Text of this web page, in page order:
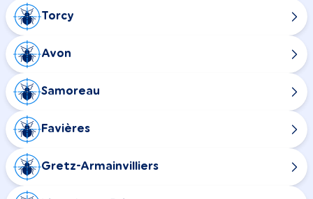
Torcy
Avon
Samoreau
Favières
Gretz-Armainvilliers